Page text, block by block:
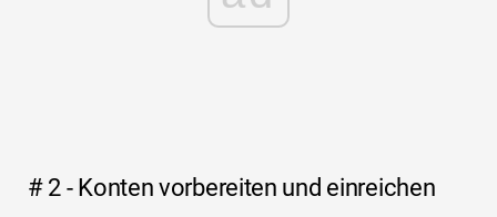
# 2 - Konten vorbereiten und einreichen